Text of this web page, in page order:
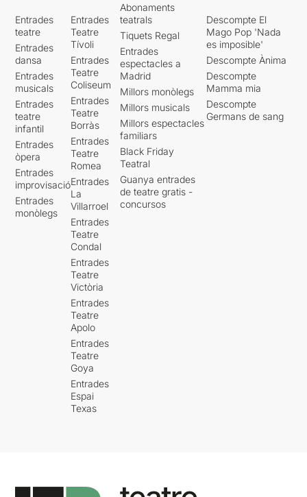
Entrades
teatre
Entrades
dansa
Entrades
musicals
Entrades
teatre
infantil
Entrades
òpera
Entrades
improvisació
Entrades
monòlegs
Entrades
Teatre
Tívoli
Entrades
Teatre
Coliseum
Entrades
Teatre
Borràs
Entrades
Teatre
Romea
Entrades
La
Villarroel
Entrades
Teatre
Condal
Entrades
Teatre
Victòria
Entrades
Teatre
Apolo
Entrades
Teatre
Goya
Entrades
Espai
Texas
Abonaments
teatrals
Tiquets Regal
Entrades
espectacles a
Madrid
Millors monòlegs
Millors musicals
Millors espectacles
familiars
Black Friday
Teatral
Guanya entrades
de teatre gratis -
concursos
Descompte El
Mago Pop 'Nada
es imposible'
Descompte Ànima
Descompte
Mamma mia
Descompte
Germans de sang